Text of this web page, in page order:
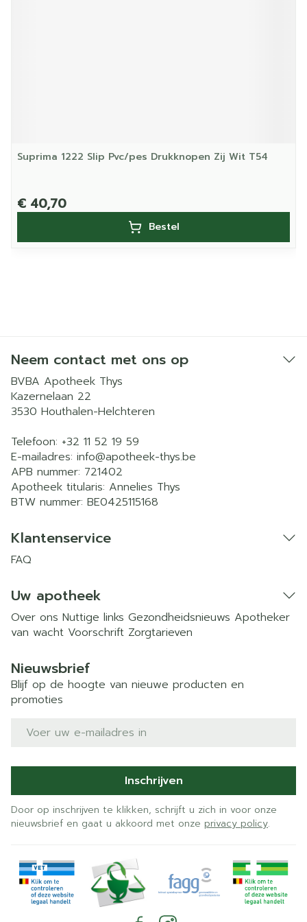
Suprima 1222 Slip Pvc/pes Drukknopen Zij Wit T54
€ 40,70
Bestel
Neem contact met ons op
BVBA Apotheek Thys
Kazernelaan 22
3530 Houthalen-Helchteren
Telefoon: +32 11 52 19 59
E-mailadres: info@apotheek-thys.be
APB nummer: 721402
Apotheek titularis: Annelies Thys
BTW nummer: BE0425115168
Klantenservice
FAQ
Uw apotheek
Over ons Nuttige links Gezondheidsnieuws Apotheker
van wacht Voorschrift Zorgtarieven
Nieuwsbrief
Blijf op de hoogte van nieuwe producten en
promoties
E-mail adres
Inschrijven
Door op inschrijven te klikken, schrijft u zich in voor onze
nieuwsbrief en gaat u akkoord met onze privacy policy.